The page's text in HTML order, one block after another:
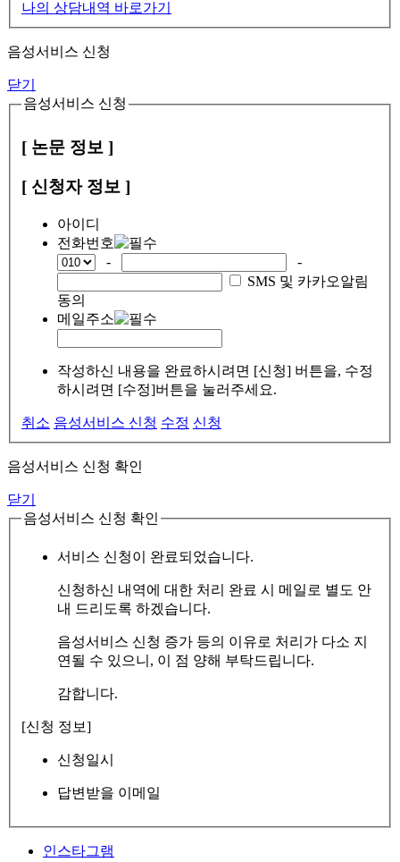
나의 상담내역 바로가기
음성서비스 신청
닫기
음성서비스 신청
[ 논문 정보 ]
[ 신청자 정보 ]
아이디
전화번호
-
-
SMS 및 카카오알림
동의
메일주소
작성하신 내용을 완료하시려면 [신청] 버튼을, 수정
하시려면 [수정]버튼을 눌러주세요.
취소 음성서비스 신청 수정 신청
음성서비스 신청 확인
닫기
음성서비스 신청 확인
서비스 신청이 완료되었습니다.
신청하신 내역에 대한 처리 완료 시 메일로 별도 안
내 드리도록 하겠습니다.
음성서비스 신청 증가 등의 이유로 처리가 다소 지
연될 수 있으니, 이 점 양해 부탁드립니다.
감합니다.
[신청 정보]
신청일시
답변받을 이메일
인스타그램